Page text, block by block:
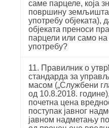
саме парцеле, која
површину земљишта
употребу објеката),
објеката преноси
парцели или само
употребу?
11. Правилник о
стандарда за
масом („Службени
од 10.8.2018.
почетна цена
поступак јавног
јавном надметању